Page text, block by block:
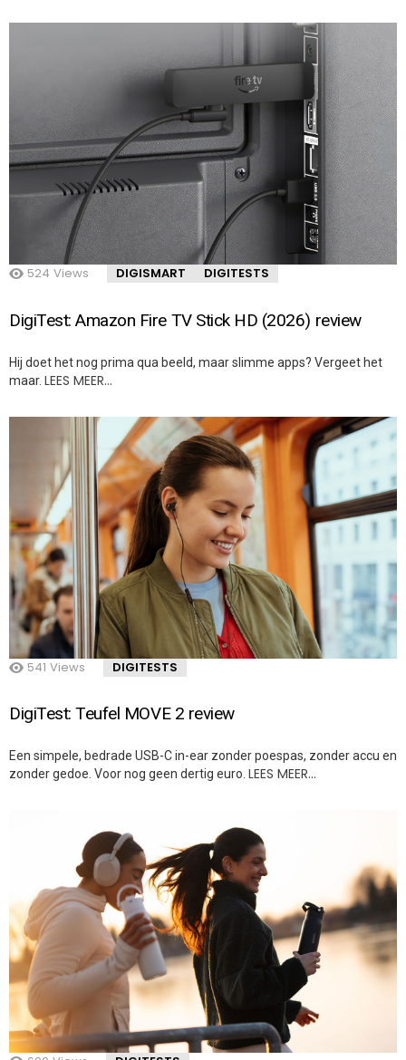
524 Views DIGISMART DIGITESTS
DigiTest: Amazon Fire TV Stick HD (2026) review
Hij doet het nog prima qua beeld, maar slimme apps? Vergeet het
maar. LEES MEER…
541 Views DIGITESTS
DigiTest: Teufel MOVE 2 review
Een simpele, bedrade USB-C in-ear zonder poespas, zonder accu en
zonder gedoe. Voor nog geen dertig euro. LEES MEER…